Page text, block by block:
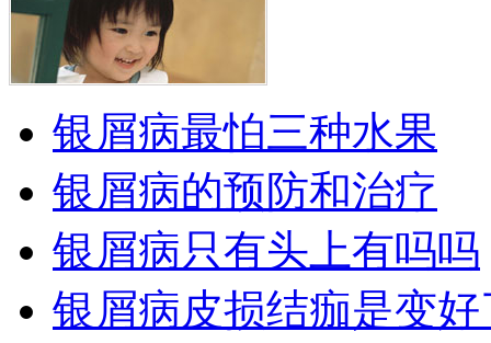
银屑病最怕三种水果
银屑病的预防和治疗
银屑病只有头上有吗吗
银屑病皮损结痂是变好